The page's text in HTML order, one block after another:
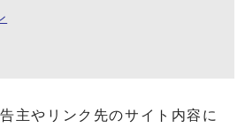
主やリンク先のサイト内容に